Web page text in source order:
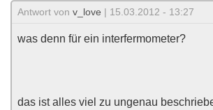
Antwort von v_love | 15.03.2012 - 13:27
was denn für ein interfermometer?
das ist alles viel zu ungenau